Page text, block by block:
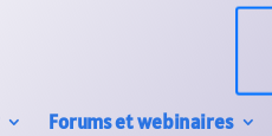
Forums et webinaires